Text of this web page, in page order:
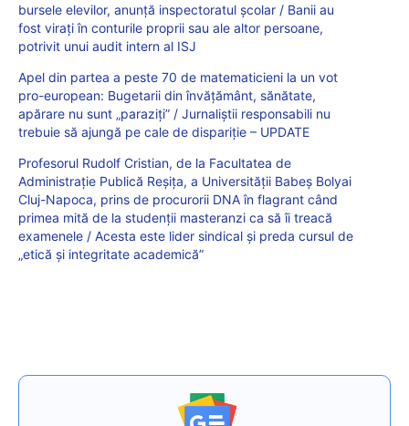
bursele elevilor, anunță inspectoratul școlar / Banii au
fost virați în conturile proprii sau ale altor persoane,
potrivit unui audit intern al ISJ
Apel din partea a peste 70 de matematicieni la un vot
pro-european: Bugetarii din învățământ, sănătate,
apărare nu sunt „paraziți” / Jurnaliștii responsabili nu
trebuie să ajungă pe cale de dispariție – UPDATE
Profesorul Rudolf Cristian, de la Facultatea de
Administrație Publică Reșița, a Universității Babeș Bolyai
Cluj-Napoca, prins de procurorii DNA în flagrant când
primea mită de la studenții masteranzi ca să îi treacă
examenele / Acesta este lider sindical și preda cursul de
„etică și integritate academică”